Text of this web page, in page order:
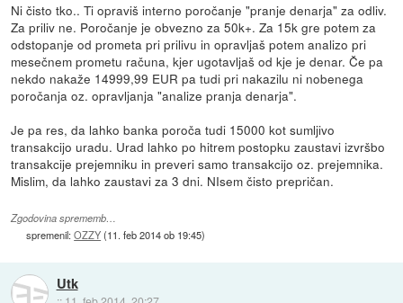
Ni čisto tko.. Ti opraviš interno poročanje "pranje denarja" za odliv.
Za priliv ne. Poročanje je obvezno za 50k+. Za 15k gre potem za
odstopanje od prometa pri prilivu in opravljaš potem analizo pri
mesečnem prometu računa, kjer ugotavljaš od kje je denar. Če pa
nekdo nakaže 14999,99 EUR pa tudi pri nakazilu ni nobenega
poročanja oz. opravljanja "analize pranja denarja".
Je pa res, da lahko banka poroča tudi 15000 kot sumljivo
transakcijo uradu. Urad lahko po hitrem postopku zaustavi izvršbo
transakcije prejemniku in preveri samo transakcijo oz. prejemnika.
Mislim, da lahko zaustavi za 3 dni. NIsem čisto prepričan.
Zgodovina sprememb…
spremenil:OZZY(11. feb 2014 ob 19:45)
Utk